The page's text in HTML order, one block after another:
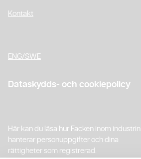
Kontakt
ENG/SWE
Dataskydds- och cookiepolicy
Här kan du läsa hur Facken inom industrin
hanterar personuppgifter och dina
rättigheter som registrerad.